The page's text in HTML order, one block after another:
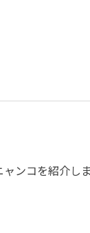
ンコを紹介し